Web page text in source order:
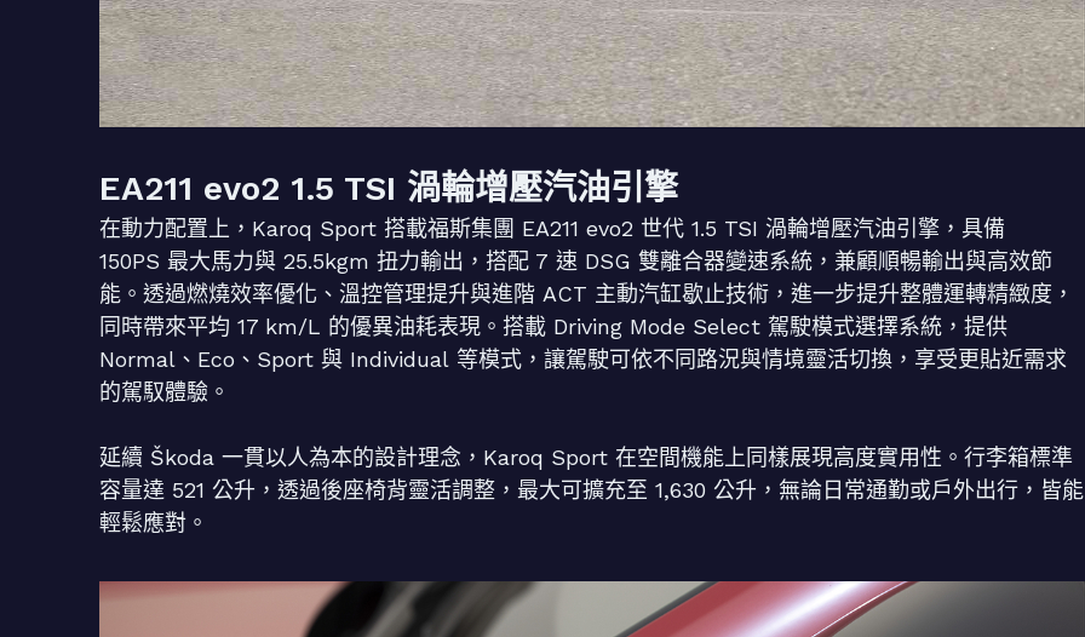
EA211 evo2 1.5 TSI 渦輪增壓汽油引擎
在動力配置上，Karoq Sport 搭載福斯集團 EA211 evo2 世代 1.5 TSI 渦輪增壓汽油引擎，具備
150PS 最大馬力與 25.5kgm 扭力輸出，搭配 7 速 DSG 雙離合器變速系統，兼顧順暢輸出與高效節
能。透過燃燒效率優化、溫控管理提升與進階 ACT 主動汽缸歇止技術，進一步提升整體運轉精緻度，
同時帶來平均 17 km/L 的優異油耗表現。搭載 Driving Mode Select 駕駛模式選擇系統，提供
Normal、Eco、Sport 與 Individual 等模式，讓駕駛可依不同路況與情境靈活切換，享受更貼近需求
的駕馭體驗。
延續 Škoda 一貫以人為本的設計理念，Karoq Sport 在空間機能上同樣展現高度實用性。行李箱標準
容量達 521 公升，透過後座椅背靈活調整，最大可擴充至 1,630 公升，無論日常通勤或戶外出行，皆能
輕鬆應對。